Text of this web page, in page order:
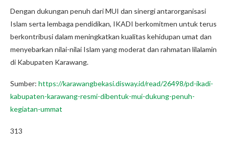
Dengan dukungan penuh dari MUI dan sinergi antarorganisasi
Islam serta lembaga pendidikan, IKADI berkomitmen untuk terus
berkontribusi dalam meningkatkan kualitas kehidupan umat dan
menyebarkan nilai-nilai Islam yang moderat dan rahmatan lilalamin
di Kabupaten Karawang.
Sumber: https://karawangbekasi.disway.id/read/26498/pd-ikadi-
kabupaten-karawang-resmi-dibentuk-mui-dukung-penuh-
kegiatan-ummat
313